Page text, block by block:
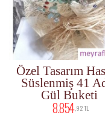
Özel Tasarım
Süslenmiş 41
Gül Buketi
8.854 ,92 TL